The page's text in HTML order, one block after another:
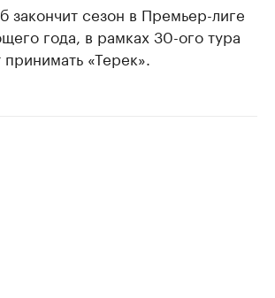
закончит сезон в Премьер-лиге
года, в рамках 30-ого тура
«Терек».